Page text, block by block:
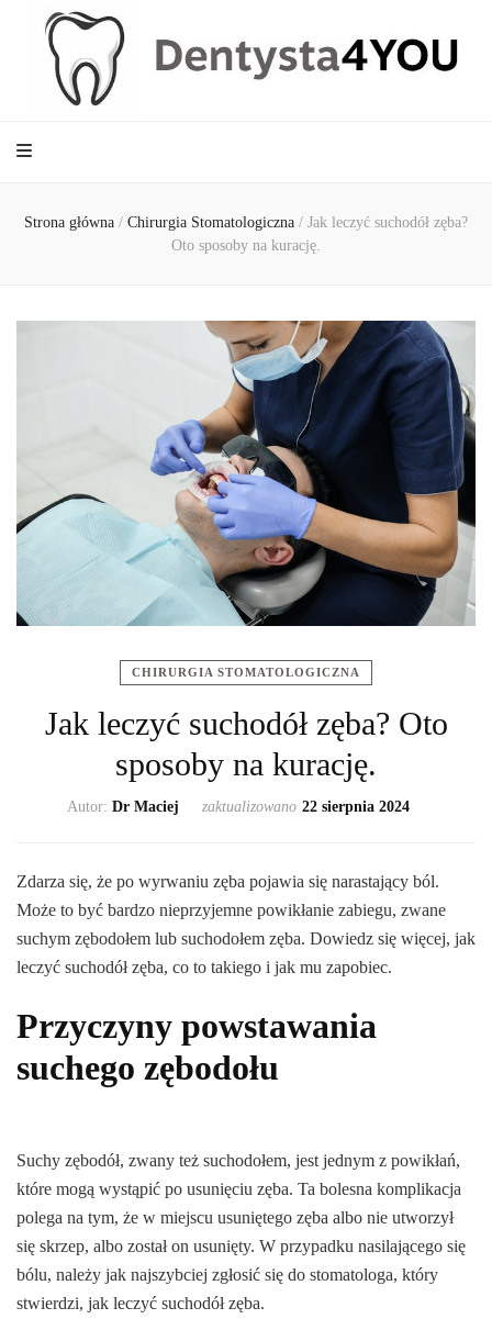
Dentysta4YOU
Strona główna / Chirurgia Stomatologiczna / Jak leczyć suchodół zęba?
Oto sposoby na kurację.
CHIRURGIA STOMATOLOGICZNA
Jak leczyć suchodół zęba? Oto
sposoby na kurację.
Autor: Dr Maciej zaktualizowano 22 sierpnia 2024
Zdarza się, że po wyrwaniu zęba pojawia się narastający ból.
Może to być bardzo nieprzyjemne powikłanie zabiegu, zwane
suchym zębodołem lub suchodołem zęba. Dowiedz się więcej, jak
leczyć suchodół zęba, co to takiego i jak mu zapobiec.
Przyczyny powstawania
suchego zębodołu
Suchy zębodół, zwany też suchodołem, jest jednym z powikłań,
które mogą wystąpić po usunięciu zęba. Ta bolesna komplikacja
polega na tym, że w miejscu usuniętego zęba albo nie utworzył
się skrzep, albo został on usunięty. W przypadku nasilającego się
bólu, należy jak najszybciej zgłosić się do stomatologa, który
stwierdzi, jak leczyć suchodół zęba.